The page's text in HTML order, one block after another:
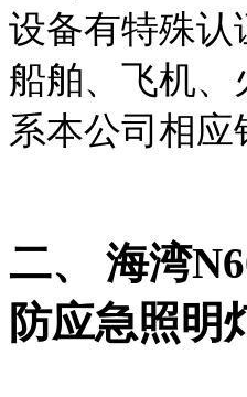
设备有特殊认
船舶、飞机
系本公司相应
二、 海湾
防应急照明